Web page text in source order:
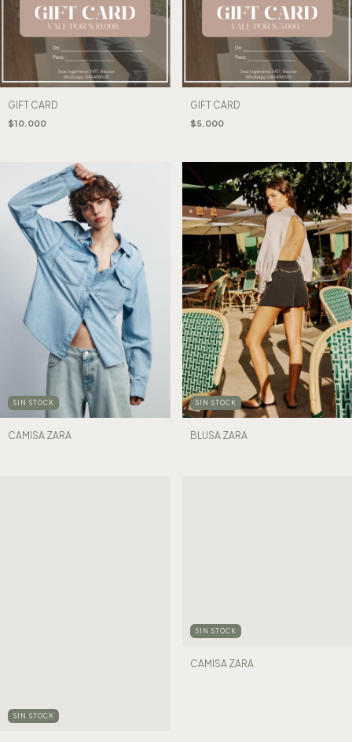
GIFT CARD
$10.000
GIFT CARD
$5.000
SIN STOCK
CAMISA ZARA
SIN STOCK
BLUSA ZARA
SIN STOCK
SIN STOCK
CAMISA ZARA